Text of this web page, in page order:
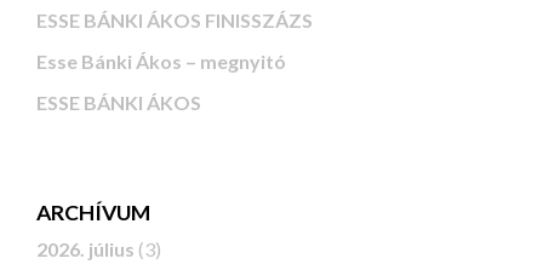
ESSE BÁNKI ÁKOS FINISSZÁZS
Esse Bánki Ákos – megnyitó
ESSE BÁNKI ÁKOS
ARCHÍVUM
2026. július (3)